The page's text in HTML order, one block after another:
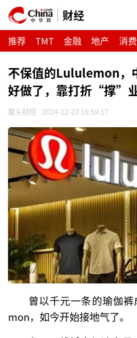
财经
推荐 TMT 金融 地产 消费
不保值的Lululemon，
好做了，靠打折“撑”业
鳌头财经 2024-12-23 16:59:17
曾以千元一条的瑜伽
mon，如今开始接地气了。